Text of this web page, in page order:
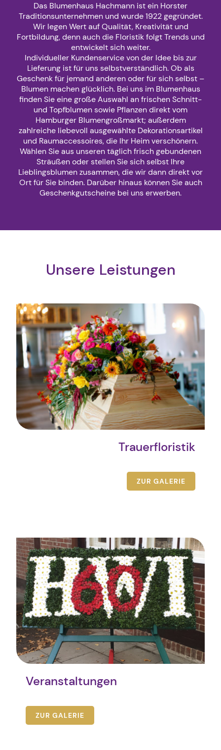
Das Blumenhaus Hachmann ist ein Horster
Traditionsunternehmen und wurde 1922 gegründet.
Wir legen Wert auf Qualität, Kreativität und
Fortbildung, denn auch die Floristik folgt Trends und
entwickelt sich weiter.
Individueller Kundenservice von der Idee bis zur
Lieferung ist für uns selbstverständlich. Ob als
Geschenk für jemand anderen oder für sich selbst –
Blumen machen glücklich. Bei uns im Blumenhaus
finden Sie eine große Auswahl an frischen Schnitt-
und Topfblumen sowie Pflanzen direkt vom
Hamburger Blumengroßmarkt; außerdem
zahlreiche liebevoll ausgewählte Dekorationsartikel
und Raumaccessoires, die Ihr Heim verschönern.
Wählen Sie aus unseren täglich frisch gebundenen
Sträußen oder stellen Sie sich selbst Ihre
Lieblingsblumen zusammen, die wir dann direkt vor
Ort für Sie binden. Darüber hinaus können Sie auch
Geschenkgutscheine bei uns erwerben.
Unsere Leistungen
Trauerfloristik
ZUR GALERIE
Veranstaltungen
ZUR GALERIE